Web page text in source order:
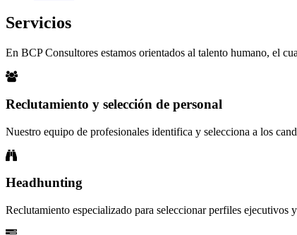
Servicios
En BCP Consultores estamos orientados al talento humano, el
Reclutamiento y selección de personal
Nuestro equipo de profesionales identifica y selecciona a los
Headhunting
Reclutamiento especializado para seleccionar perfiles